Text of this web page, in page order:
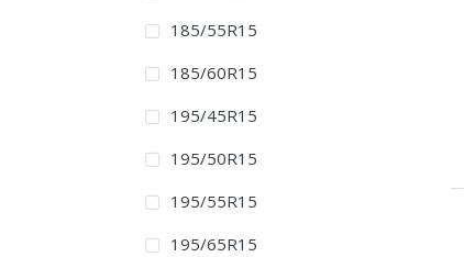
185/55R15
185/60R15
195/45R15
195/50R15
195/55R15
195/65R15